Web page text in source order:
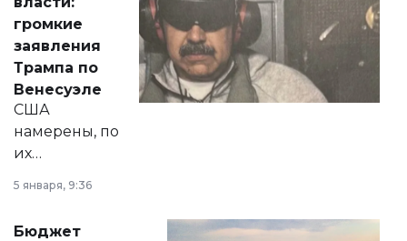
реформах до
вопросов армии,
экономики и
личного здоровья.
громкие
заявления
Трампа по
Венесуэле
США
намерены, по
их
принести
5 января, 9:36
Бюджет